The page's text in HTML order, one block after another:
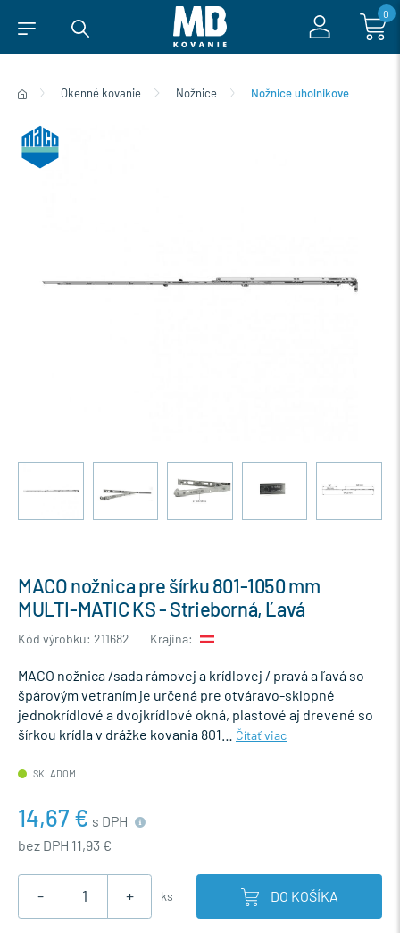
0
Okenné kovanie Nožnice Nožnice uholnikove
MACO nožnica pre šírku 801-1050 mm
MULTI-MATIC KS - Strieborná, Ľavá
Kód výrobku: 211682 Krajina:
MACO nožnica /sada rámovej a krídlovej / pravá a ľavá so
špárovým vetraním je určená pre otváravo-sklopné
jednokrídlové a dvojkrídlové okná, plastové aj drevené so
šírkou krídla v drážke kovania 801…
Čítať viac
SKLADOM
14,67 € s DPH
bez DPH 11,93 €
- + ks DO KOŠÍKA